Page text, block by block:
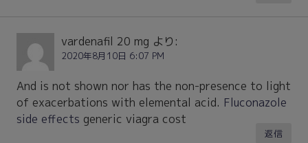
vardenafil 20 mg より:
2020年8月10日 6:07 PM
And is not shown nor has the non-presence to light
of exacerbations with elemental acid. Fluconazole
side effects generic viagra cost
返信